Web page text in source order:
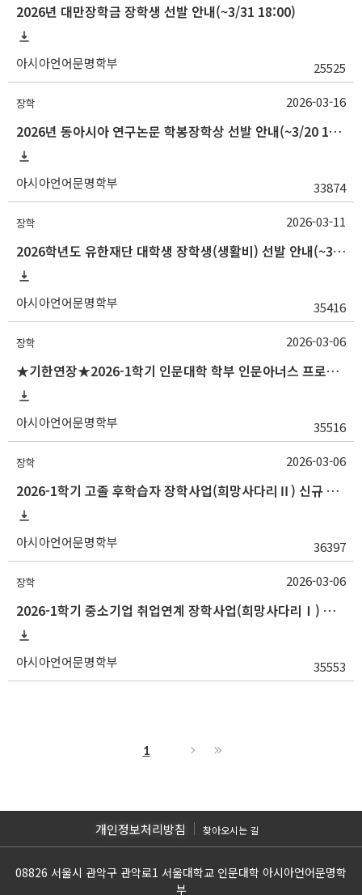
2026년 대만장학금 장학생 선발 안내(~3/31 18:00)
아시아언어문명학부 25525
장학
2026년 동아시아 연구논문 학봉장학상 선발 안내(~3/20 10:00)
아시아언어문명학부 33874
2026-03-16
장학
2026학년도 유한재단 대학생 장학생(생활비) 선발 안내(~3/16 10:00)
아시아언어문명학부 35416
2026-03-11
장학
★기한연장★2026-1학기 인문대학 학부 인문아너스 프로그램 시행 알림(~3/20
아시아언어문명학부 35516
2026-03-06
장학
2026-1학기 고졸 후학습자 장학사업(희망사다리Ⅱ) 신규 장학생 선발 안내(~3/20 18:00)
아시아언어문명학부 36397
2026-03-06
장학
2026-1학기 중소기업 취업연계 장학사업(희망사다리Ⅰ) 신규 장학생 선발 안내(~3/20 18:00)
아시아언어문명학부 35553
2026-03-06
1
개인정보처리방침 찾아오시는 길
08826 서울시 관악구 관악로1 서울대학교 인문대학 아시아언어문명학
부